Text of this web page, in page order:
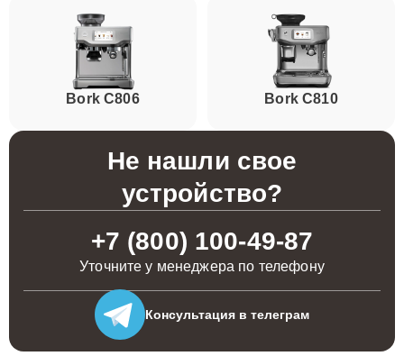
Bork C806 Bork C810
Не нашли свое
устройство?
+7 (800) 100-49-87
Уточните у менеджера по телефону
Консультация в телеграм